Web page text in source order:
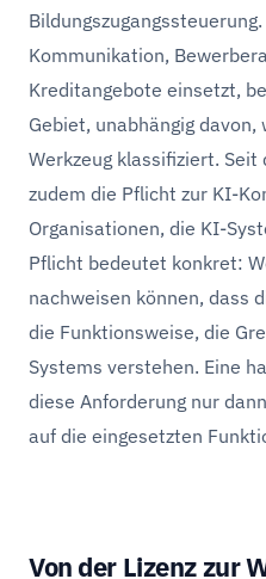
Kommunikation,
Kreditangebote einsetzt,
Gebiet, unabhängig
Werkzeug klassifiziert.
zudem die Pflicht zur KI-
Organisationen, die KI-
Pflicht bedeutet konkret:
nachweisen können, dass
die Funktionsweise, die
Systems verstehen. Eine
diese Anforderung nur
auf die eingesetzten
Von der Lizenz zur